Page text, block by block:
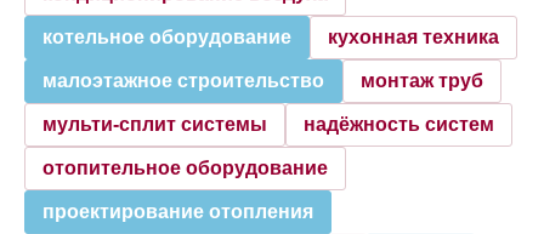
котельное оборудование кухонная техника
малоэтажное строительство монтаж труб
мульти-сплит системы надёжность систем
отопительное оборудование
проектирование отопления